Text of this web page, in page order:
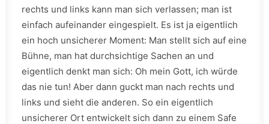
rechts und links kann man sich verlassen; man ist
einfach aufeinander eingespielt. Es ist ja eigentlich
ein hoch unsicherer Moment: Man stellt sich auf eine
Bühne, man hat durchsichtige Sachen an und
eigentlich denkt man sich: Oh mein Gott, ich würde
das nie tun! Aber dann guckt man nach rechts und
links und sieht die anderen. So ein eigentlich
unsicherer Ort entwickelt sich dann zu einem Safe